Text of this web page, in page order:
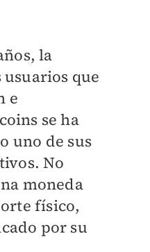
la
que
e
se ha
uno de sus
No
moneda
físico,
por su